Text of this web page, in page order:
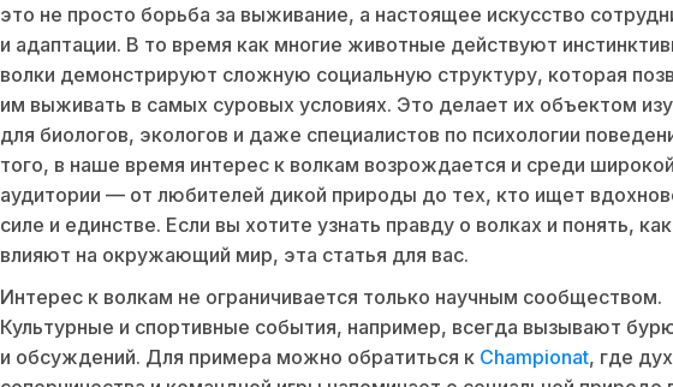
это не просто борьба за выживание, а настоящее искусство
и адаптации. В то время как многие животные действуют
волки демонстрируют сложную социальную структуру, которая
им выживать в самых суровых условиях. Это делает их объектом
для биологов, экологов и даже специалистов по психологии
того, в наше время интерес к волкам возрождается и среди широкой
аудитории — от любителей дикой природы до тех, кто ищет
силе и единстве. Если вы хотите узнать правду о волках и понять,
влияют на окружающий мир, эта статья для вас.
Интерес к волкам не ограничивается только научным сообществом.
Культурные и спортивные события, например, всегда вызывают
и обсуждений. Для примера можно обратиться к Championat, где дух